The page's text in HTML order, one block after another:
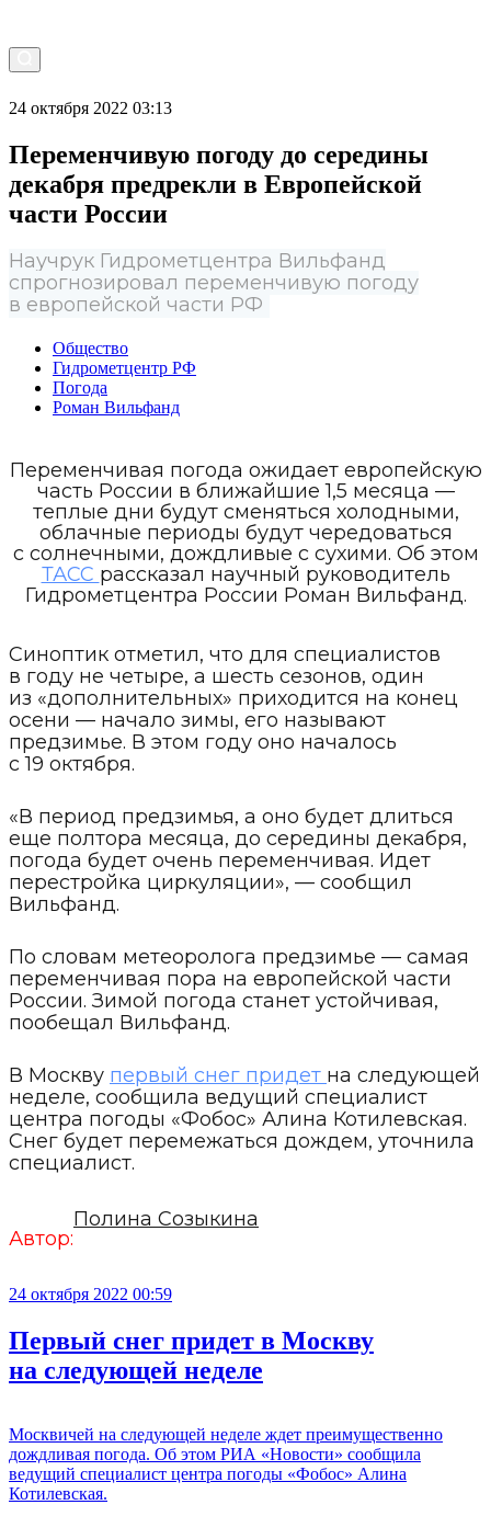
24 октября 2022 03:13
Переменчивую погоду до середины
декабря предрекли в Европейской
части России
Научрук Гидрометцентра Вильфанд
спрогнозировал переменчивую погоду
в европейской части РФ
Общество
Гидрометцентр РФ
Погода
Роман Вильфанд
Переменчивая погода ожидает европейскую
часть России в ближайшие 1,5 месяца —
теплые дни будут сменяться холодными,
облачные периоды будут чередоваться
с солнечными, дождливые с сухими. Об этом
ТАСС рассказал научный руководитель
Гидрометцентра России Роман Вильфанд.
Синоптик отметил, что для специалистов
в году не четыре, а шесть сезонов, один
из «дополнительных» приходится на конец
осени — начало зимы, его называют
предзимье. В этом году оно началось
с 19 октября.
«В период предзимья, а оно будет длиться
еще полтора месяца, до середины декабря,
погода будет очень переменчивая. Идет
перестройка циркуляции», — сообщил
Вильфанд.
По словам метеоролога предзимье — самая
переменчивая пора на европейской части
России. Зимой погода станет устойчивая,
пообещал Вильфанд.
В Москву первый снег придет на следующей
неделе, сообщила ведущий специалист
центра погоды «Фобос» Алина Котилевская.
Снег будет перемежаться дождем, уточнила
специалист.
Автор:
Полина Созыкина
24 октября 2022 00:59
Первый снег придет в Москву
на следующей неделе
Москвичей на следующей неделе ждет преимущественно
дождливая погода. Об этом РИА «Новости» сообщила
ведущий специалист центра погоды «Фобос» Алина
Котилевская.